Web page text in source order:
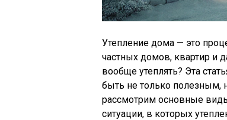
Утепление дома — это
частных домов, квартир и
вообще утеплять? Эта
быть не только
рассмотрим основные
ситуации, в которых